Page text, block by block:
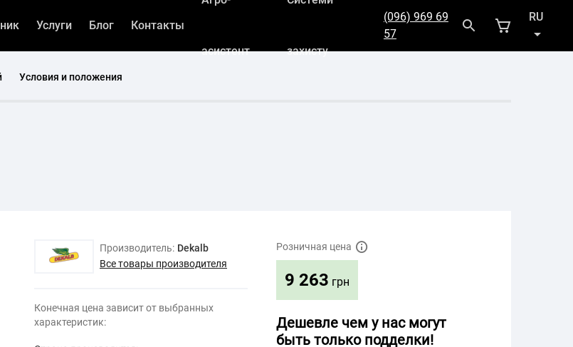
Услуги Блог Контакты
асистент захисту
(096) 969 69
57
RU
UK
Условия и положения
Производитель: Dekalb
Все товары производителя
Конечная цена зависит от выбранных
характеристик:
Розничная цена
9 263 грн
Дешевле чем у нас могут
быть только подделки!